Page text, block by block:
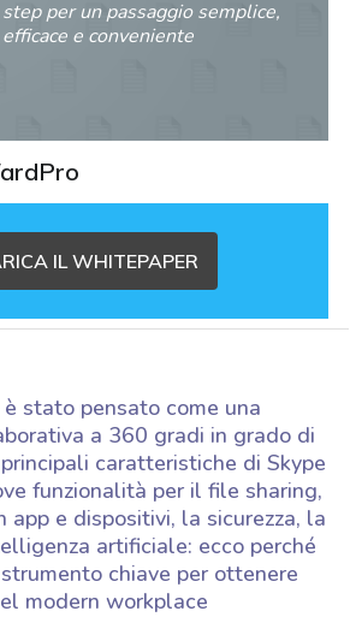
step per un passaggio semplice,
efficace e conveniente
IL WHITEPAPER
stato pensato come una
a 360 gradi in grado di
caratteristiche di Skype
funzionalità per il file sharing,
app e dispositivi, la sicurezza, la
artificiale: ecco perché
chiave per ottenere
modern workplace